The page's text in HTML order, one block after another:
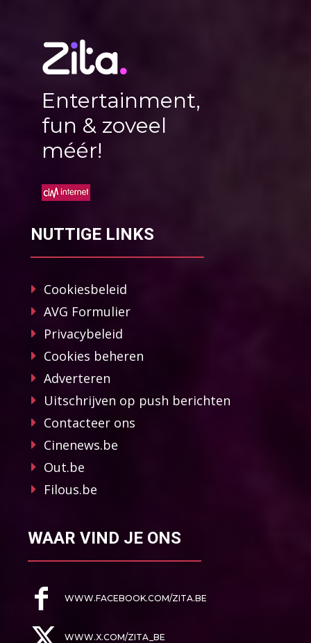
Entertainment,
fun & zoveel
méér!
NUTTIGE LINKS
Cookiesbeleid
AVG Formulier
Privacybeleid
Cookies beheren
Adverteren
Uitschrijven op push berichten
Contacteer ons
Cinenews.be
Out.be
Filous.be
WAAR VIND JE ONS
WWW.FACEBOOK.COM/ZITA.BE
WWW.X.COM/ZITA_BE